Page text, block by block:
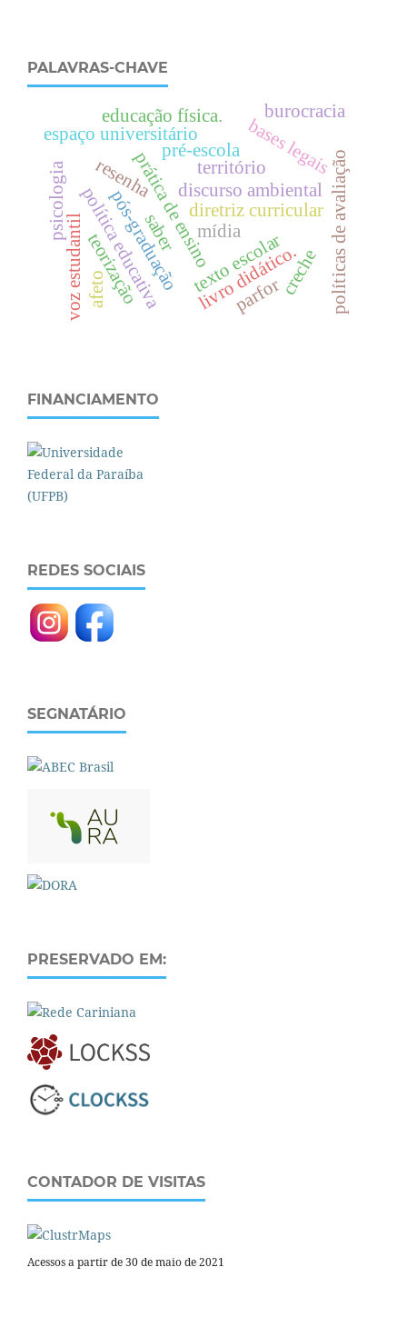
PALAVRAS-CHAVE
resenha território
diretriz curricular
prática de ensinotexto escolar políticas de avaliação
espaço universitário
pós-graduação
saber
política educativa discurso ambiental
mídia
livro didático.
parfor
voz estudantil
educação física.
pré-escola
creche
bases legais
psicologia
teorização
afeto
burocracia
FINANCIAMENTO
REDES SOCIAIS
SEGNATÁRIO
PRESERVADO EM:
CONTADOR DE VISITAS
Acessos a partir de 30 de maio de 2021